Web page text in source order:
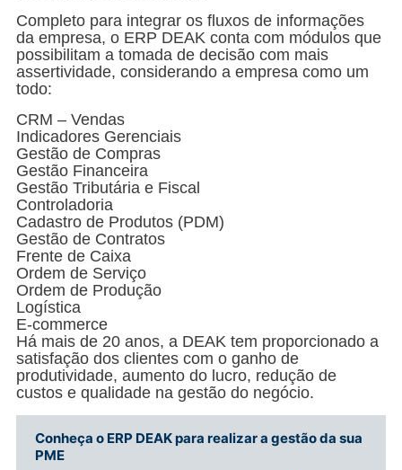
Completo para integrar os fluxos de informações
da empresa, o ERP DEAK conta com módulos que
possibilitam a tomada de decisão com mais
assertividade, considerando a empresa como um
todo:
CRM – Vendas
Indicadores Gerenciais
Gestão de Compras
Gestão Financeira
Gestão Tributária e Fiscal
Controladoria
Cadastro de Produtos (PDM)
Gestão de Contratos
Frente de Caixa
Ordem de Serviço
Ordem de Produção
Logística
E-commerce
Há mais de 20 anos, a DEAK tem proporcionado a
satisfação dos clientes com o ganho de
produtividade, aumento do lucro, redução de
custos e qualidade na gestão do negócio.
Conheça o ERP DEAK para realizar a gestão da sua
PME